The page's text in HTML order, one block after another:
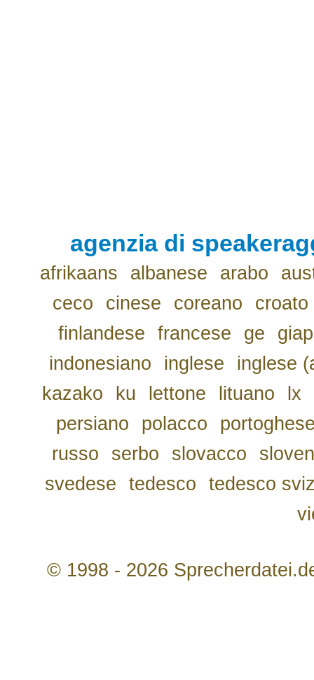
agenzia di
afrikaans albanese arabo
ceco
cinese coreano
croato
finlandese
francese ge
indonesiano
inglese
inglese
kazako
ku lettone lituano lx
persiano
polacco
russo
serbo slovacco
svedese
tedesco
tedesco
© 1998 - 2026